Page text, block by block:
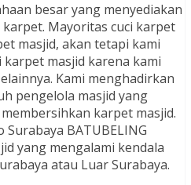
besar yang menyediakan
Mayoritas cuci karpet
masjid, akan tetapi kami
masjid karena kami
Kami menghadirkan
pengelola masjid yang
karpet masjid.
Surabaya BATUBELING
yang mengalami kendala
atau Luar Surabaya.